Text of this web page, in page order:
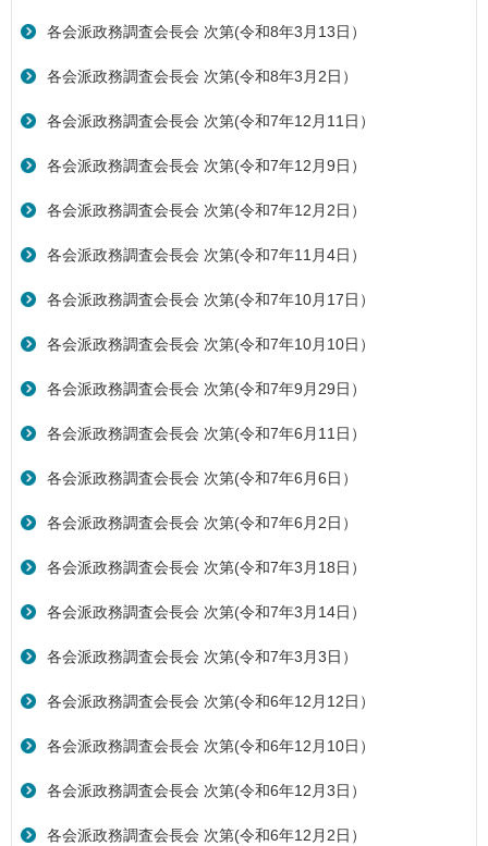
各会派政務調査会長会 次第(令和8年3月13日）
各会派政務調査会長会 次第(令和8年3月2日）
各会派政務調査会長会 次第(令和7年12月11日）
各会派政務調査会長会 次第(令和7年12月9日）
各会派政務調査会長会 次第(令和7年12月2日）
各会派政務調査会長会 次第(令和7年11月4日）
各会派政務調査会長会 次第(令和7年10月17日）
各会派政務調査会長会 次第(令和7年10月10日）
各会派政務調査会長会 次第(令和7年9月29日）
各会派政務調査会長会 次第(令和7年6月11日）
各会派政務調査会長会 次第(令和7年6月6日）
各会派政務調査会長会 次第(令和7年6月2日）
各会派政務調査会長会 次第(令和7年3月18日）
各会派政務調査会長会 次第(令和7年3月14日）
各会派政務調査会長会 次第(令和7年3月3日）
各会派政務調査会長会 次第(令和6年12月12日）
各会派政務調査会長会 次第(令和6年12月10日）
各会派政務調査会長会 次第(令和6年12月3日）
各会派政務調査会長会 次第(令和6年12月2日）